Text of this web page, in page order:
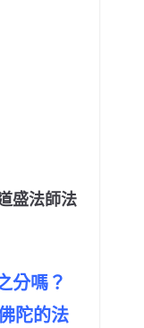
盛法師法
分嗎？
陀的法